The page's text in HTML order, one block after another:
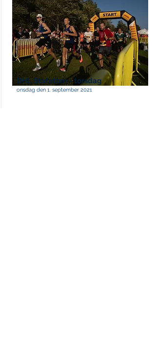
DHL Stafetten - torsdag
onsdag den 1. september 2021